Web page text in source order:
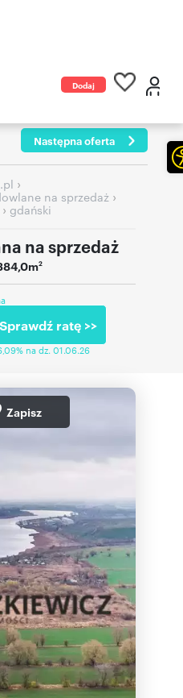
Dodaj
Następna oferta
›
na sprzedaż ›
› gdański
na sprzedaż
2
Sprawdź ratę >>
na dz. 01.06.26
Zapisz